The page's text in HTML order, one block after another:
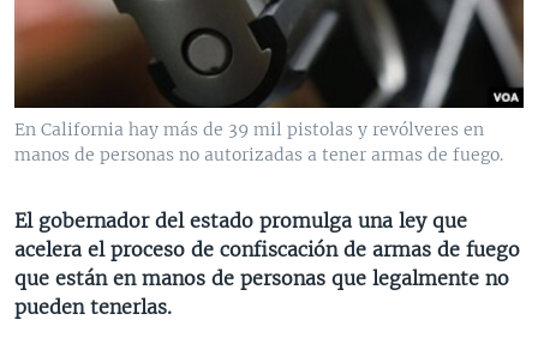
VENEZUELA
BRASIL
NICARAGUA
ECONOMÍA
ENTRETENIMIENTO Y CULTURA
TECNOLOGÍA
DEPORTES
MULTIMEDIA
VIDEOS
FOTOGRAFÍA
AUDIOS
PROGRAMAS TV
EL MUNDO AL DÍA
FORO INTERAMERICANO
LAS CLAVES
PANORAMA
RADIO
AVANCE INFORMATIVO
BUENOS DÍAS AMÉRICA
ESTADOS UNIDOS AL DÍA
DIRECT
Learning English
SÍGANOS
En California hay más de 39 mil pistolas y revólveres en
manos de personas no autorizadas a tener armas de fuego.
El gobernador del estado promulga una ley que
acelera el proceso de confiscación de armas de fuego
que están en manos de personas que legalmente no
pueden tenerlas.